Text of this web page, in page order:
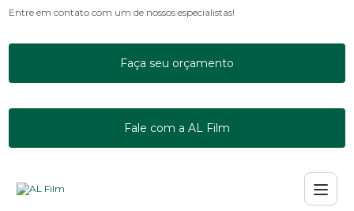
Entre em contato com um de nossos especialistas!
Faça seu orçamento
Fale com a AL Film